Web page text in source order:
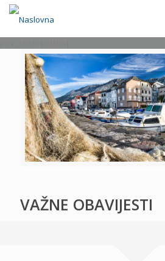
VAŽNE OBAVIJESTI